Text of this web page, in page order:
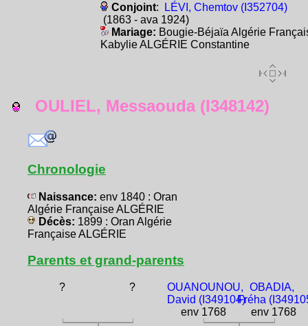
Conjoint:
LÉVI, Chemtov (I352704)
(1863 - ava 1924)
Mariage: Bougie-Béjaïa Algérie
Kabylie ALGÉRIE Constantine
OULIEL, Messaouda (I348142)
Chronologie
Naissance: env 1840 : Oran
Algérie Française ALGÉRIE
Décès: 1899 : Oran Algérie
Française ALGÉRIE
Parents et grand-parents
? ?
OUANOUNOU,
David (I349104)
env 1768
OBADIA,
Fréha
env 1768